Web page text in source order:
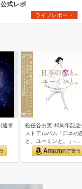
式レポ
ライブレポート
通常
松任谷由実 40周年記念
ストアルバム「日本の
と、ユーミンと。」-
GOLD DISC Editi…